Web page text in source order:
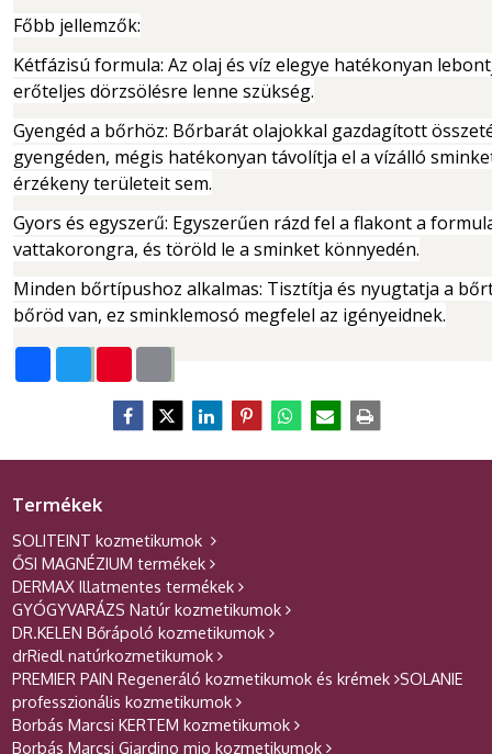
Főbb jellemzők:
Kétfázisú formula: Az olaj és víz elegye hatékonyan
erőteljes dörzsölésre lenne szükség.
Gyengéd a bőrhöz: Bőrbarát olajokkal gazdagított
gyengéden, mégis hatékonyan távolítja el a vízálló
érzékeny területeit sem.
Gyors és egyszerű: Egyszerűen rázd fel a flakont a
vattakorongra, és töröld le a sminket könnyedén.
Minden bőrtípushoz alkalmas: Tisztítja és nyugtatja a
bőröd van, ez sminklemosó megfelel az igényeidnek.
F
a
o
T
w
r
P
i
t
e
e
n
Termékek
SOLITEINT kozmetikumok
ŐSI MAGNÉZIUM termékek
DERMAX Illatmentes termékek
GYÓGYVARÁZS Natúr kozmetikumok
DR.KELEN Bőrápoló kozmetikumok
drRiedl natúrkozmetikumok
PREMIER PAIN Regeneráló kozmetikumok és krémek SOLANIE
professzionális kozmetikumok
Borbás Marcsi KERTEM kozmetikumok
Borbás Marcsi Giardino mio kozmetikumok